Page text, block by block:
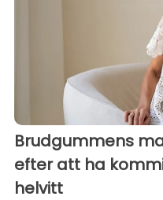
Brudgummens
efter att ha
helvitt